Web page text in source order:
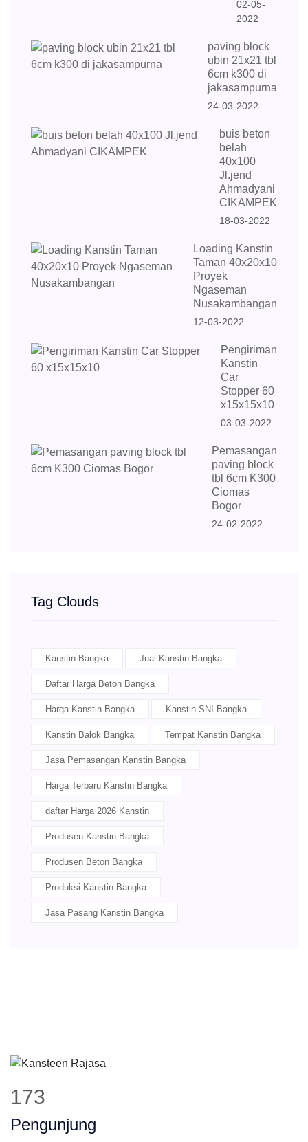
02-05-
2022
paving block
ubin 21x21 tbl
6cm k300 di
jakasampurna
24-03-2022
buis beton
belah
40x100
Jl.jend
Ahmadyani
CIKAMPEK
18-03-2022
Loading Kanstin
Taman 40x20x10
Proyek
Ngaseman
Nusakambangan
12-03-2022
Pengiriman
Kanstin
Car
Stopper 60
x15x15x10
03-03-2022
Pemasangan
paving block
tbl 6cm K300
Ciomas
Bogor
24-02-2022
Tag Clouds
Kanstin Bangka Jual Kanstin Bangka
Daftar Harga Beton Bangka
Harga Kanstin Bangka Kanstin SNI Bangka
Kanstin Balok Bangka Tempat Kanstin Bangka
Jasa Pemasangan Kanstin Bangka
Harga Terbaru Kanstin Bangka
daftar Harga 2026 Kanstin
Produsen Kanstin Bangka
Produsen Beton Bangka
Produksi Kanstin Bangka
Jasa Pasang Kanstin Bangka
215
Pengunjung